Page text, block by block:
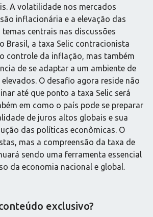
A volatilidade nos mercados
inflacionária e a elevação das
centrais nas discussões
Brasil, a taxa Selic contracionista
controle da inflação, mas também
de se adaptar a um ambiente de
O desafio agora reside não
até que ponto a taxa Selic será
em como o país pode se preparar
de juros altos globais e sua
das políticas econômicas. O
mas a compreensão da taxa de
sendo uma ferramenta essencial
da economia nacional e global.
exclusivo?